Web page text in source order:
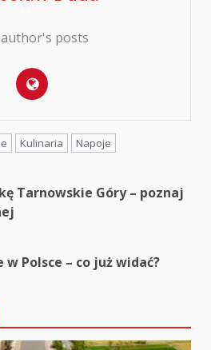
author's posts
Kulinaria Napoje
Tarnowskie Góry – poznaj
Polsce – co już widać?